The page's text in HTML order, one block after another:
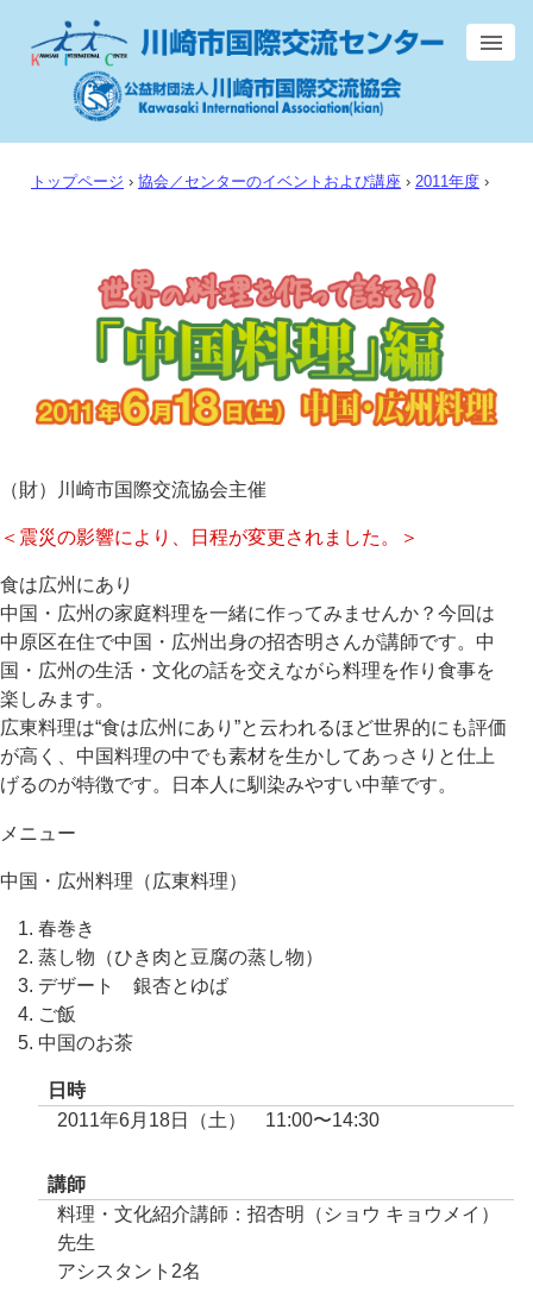
トップページ › 協会／センターのイベントおよび講座 › 2011年度 ›
（財）川崎市国際交流協会主催
＜震災の影響により、日程が変更されました。＞
食は広州にあり
中国・広州の家庭料理を一緒に作ってみませんか？今回は
中原区在住で中国・広州出身の招杏明さんが講師です。中
国・広州の生活・文化の話を交えながら料理を作り食事を
楽しみます。
広東料理は“食は広州にあり”と云われるほど世界的にも評価
が高く、中国料理の中でも素材を生かしてあっさりと仕上
げるのが特徴です。日本人に馴染みやすい中華です。
メニュー
中国・広州料理（広東料理）
春巻き
蒸し物（ひき肉と豆腐の蒸し物）
デザート 銀杏とゆば
ご飯
中国のお茶
日時
2011年6月18日（土） 11:00〜14:30
講師
料理・文化紹介講師：招杏明（ショウ キョウメイ）
先生
アシスタント2名